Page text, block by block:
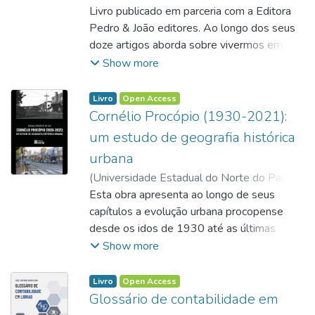
contemporâneos, a educação precisa passar
por transformações relacionadas com sua
prática.
2022)Martinez, Flavia Wegrzyn Magrinelli
Carreri, Marcio Luiz;Saliba, Maurício
Gonçalves;https://orcid.org/0000-0003-
3540-4032;https://orcid.org/0000-0001-
9293-0509;
http://lattes.cnpq.br/9366502692722339
http://lattes.cnpq.br/2681050167644343
http://lattes.cnpq.br/1702881316484214
Livro publicado em parceria com a Editora
Pedro & João editores. Ao longo dos seus
doze artigos aborda sobre vivermos em um
mundo “não-familiar”, o que ocorre
conceito são incompatíveis, com a mesma
frequência e rapidez que o mundo se
transforma.
Show more
Livro Open Access
Cornélio Procópio (1930-2021):
um estudo de geografia histórica
urbana
(Universidade Estadual do Norte do Paraná,
2023)Luz, Coaracy Eleutério da;
Universidade Estadual do Norte do Paraná
Esta obra apresenta ao longo de seus
capítulos a evolução urbana procopense
desde os idos de 1930 até as últimas
décadas do século XXI. Em suas 153
científico os principais fatos que
demarcaram o curso da cidade no espaço e
Show more
Livro Open Access
Glossário de contabilidade em